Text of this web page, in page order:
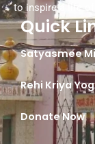
to inspire a life
Quick
Satyasmee
Rehi Kriya Yog
Donate Now